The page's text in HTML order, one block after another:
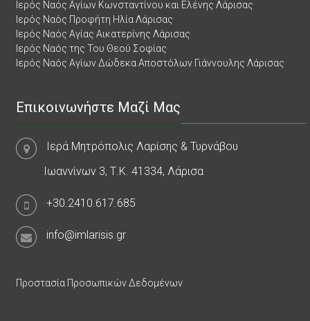
Ιερός Ναός Αγίων Κωνσταντίνου και Ελένης Λάρισας
Ιερός Ναός Προφήτη Ηλία Λάρισας
Ιερός Ναός Αγίας Αικατερίνης Λάρισας
Ιερός Ναός της Του Θεού Σοφίας
Ιερός Ναός Αγίων Δώδεκα Αποστόλων Γιάννουλης Λάρισας
Επικοινωνήστε Μαζί Μας
Ιερά Μητρόπολις Λαρίσης & Τυρνάβου
Ιωαννίνων 3, Τ.Κ. 41334, Λάρισα
+30.2410.617.685
info@imlarisis.gr
Προστασία Προσωπικών Δεδομένων